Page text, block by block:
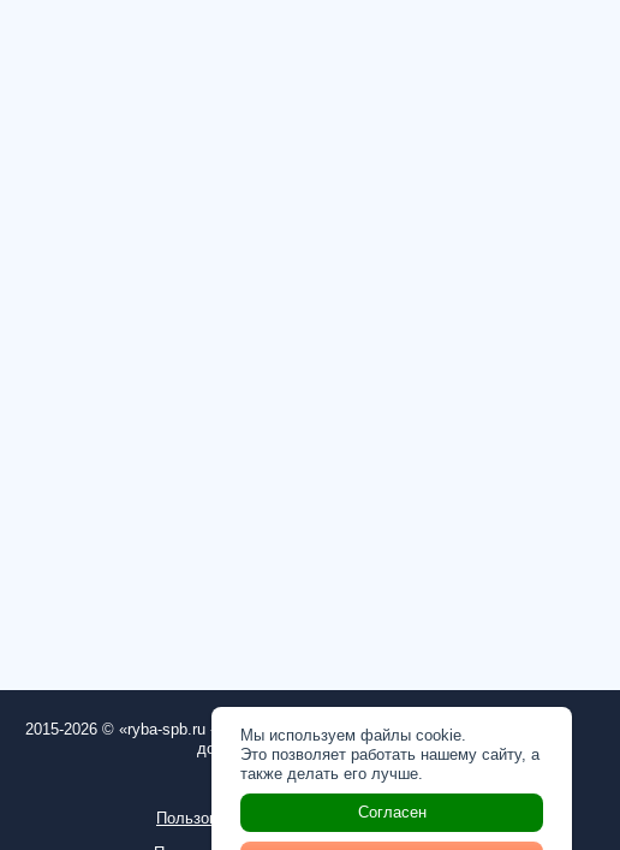
2015-2026 © «ryba-spb.ru - рыба, морепродукты с
доставкой на дом в СПб»
ОГРН: 1167847253804
Пользовательское соглашение
Мы используем файлы cookie.
Это позволяет работать нашему сайту, а
также делать его лучше.
Согласен